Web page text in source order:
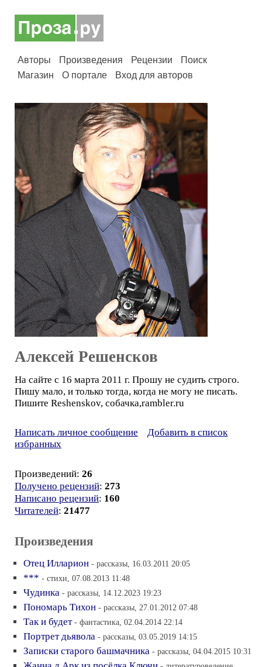
Авторы Произведения Рецензии
Поиск
Магазин
О портале Вход для авторов
Алексей Решенсков
На сайте с 16 марта 2011 г. Прошу не судить строго.
Пишу мало, и только тогда, когда не могу не писать.
Пишите Reshenskov, собачка,rambler.ru
Написать личное сообщение
Добавить в список
избранных
Произведений: 26
Получено рецензий: 273
Написано рецензий: 160
Читателей: 21477
Произведения
Отец Илларион - рассказы, 16.03.2011 20:05
*** - стихи, 07.08.2013 11:48
Чудинка - рассказы, 14.12.2023 19:23
Пономарь Тихон - рассказы, 27.01.2012 07:48
Так и будет - фантастика, 02.04.2014 22:14
Портрет дьявола - рассказы, 03.05.2019 14:15
Записки старого башмачника - рассказы, 04.04.2015 10:31